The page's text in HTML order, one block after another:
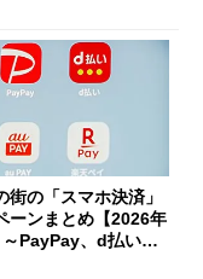
街の「スマホ決済」
ーンまとめ【2026年
PayPay、d払い、a